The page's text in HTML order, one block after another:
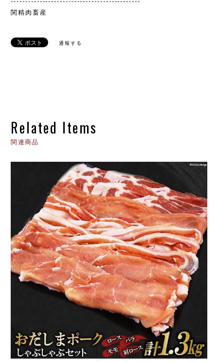
関精肉畜産
通報する
Related Items
関連商品